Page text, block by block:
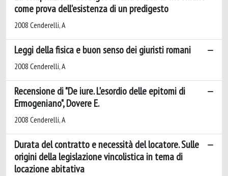
come prova dell'esistenza di un predigesto
2008 Cenderelli, A
Leggi della fisica e buon senso dei giuristi romani
2008 Cenderelli, A
Recensione di "De iure. L'esordio delle epitomi di
Ermogeniano", Dovere E.
2008 Cenderelli, A
Durata del contratto e necessità del locatore. Sulle
origini della legislazione vincolistica in tema di
locazione abitativa